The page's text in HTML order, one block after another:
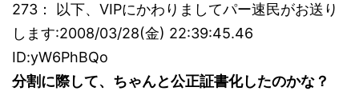
273： 以下、VIPにかわりましてパー速民がお送り
します:2008/03/28(金) 22:39:45.46
ID:yW6PhBQo
分割に際して、ちゃんと公正証書化したのかな？